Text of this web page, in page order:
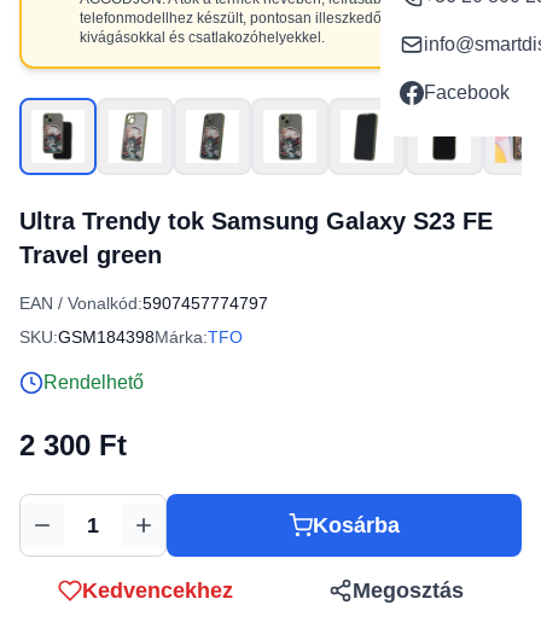
Facebook
telefonmodellhez készült, pontosan illeszkedő
kivágásokkal és csatlakozóhelyekkel.
Ultra Trendy tok Samsung Galaxy S23 FE
Travel green
EAN / Vonalkód:5907457774797
SKU:GSM184398Márka:TFO
Rendelhető
2 300 Ft
Mennyiség Kosárba
Kedvencekhez Megosztás